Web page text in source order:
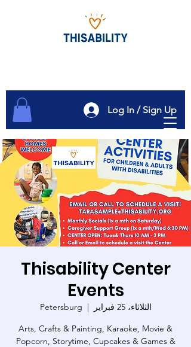
Log In / Sign Up
Thisability Center
Events
الثلاثاء، 25 فبراير
  |
Petersburg
Arts, Crafts & Painting, Karaoke, Movie &
Popcorn, Storytime, Cupcakes & Games &